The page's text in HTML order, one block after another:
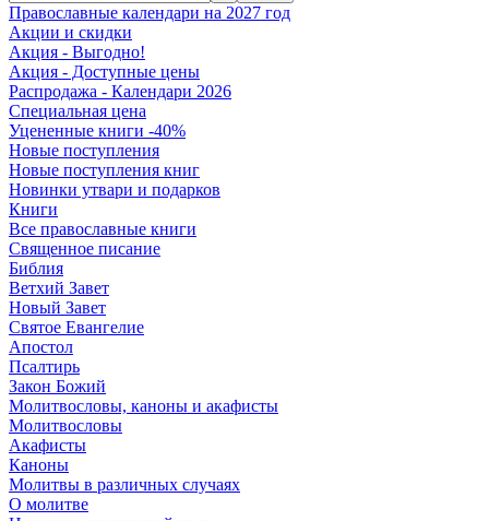
Православные календари на 2027 год
Акции и скидки
Акция - Выгодно!
Акция - Доступные цены
Распродажа - Календари 2026
Специальная цена
Уцененные книги -40%
Новые поступления
Новые поступления книг
Новинки утвари и подарков
Книги
Все православные книги
Священное писание
Библия
Ветхий Завет
Новый Завет
Святое Евангелие
Апостол
Псалтирь
Закон Божий
Молитвословы, каноны и акафисты
Молитвословы
Акафисты
Каноны
Молитвы в различных случаях
О молитве